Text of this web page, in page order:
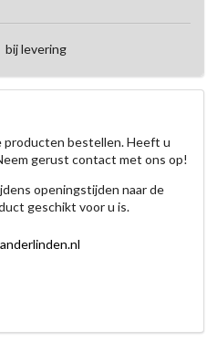
bij levering
producten bestellen. Heeft u
gerust contact met ons op!
openingstijden naar de
geschikt voor u is.